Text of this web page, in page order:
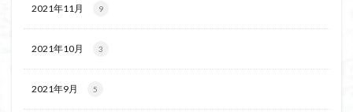
2021年11月 9
2021年10月 3
2021年9月 5